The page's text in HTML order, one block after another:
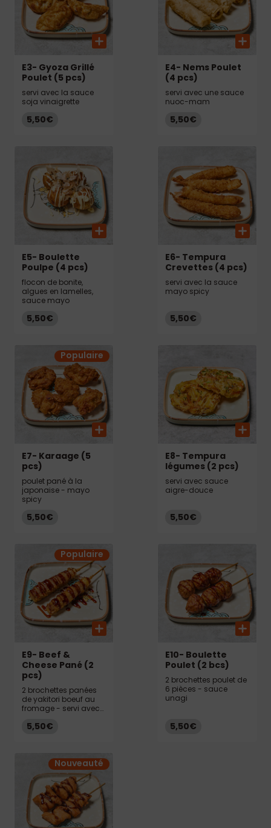
E3- Gyoza Grillé
Poulet (5 pcs)
servi avec la sauce
soja vinaigrette
5,50€
E4- Nems Poulet
(4 pcs)
servi avec une sauce
nuoc-mam
5,50€
E5- Boulette
Poulpe (4 pcs)
flocon de bonite,
algues en lamelles,
sauce mayo
5,50€
E6- Tempura
Crevettes (4 pcs)
servi avec la sauce
mayo spicy
5,50€
E7- Karaage (5
pcs)
poulet pané à la
japonaise - mayo
spicy
5,50€
Populaire
E8- Tempura
légumes (2 pcs)
servi avec sauce
aigre-douce
5,50€
E9- Beef &
Cheese Pané (2
pcs)
2 brochettes panées
de yakitori boeuf au
fromage - servi avec
5,50€
Populaire
E10- Boulette
Poulet (2 bcs)
2 brochettes poulet de
6 pièces - sauce
unagi
5,50€
Nouveauté